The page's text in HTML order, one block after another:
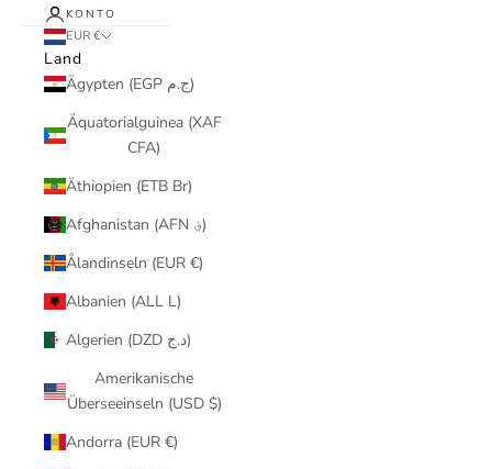
KONTO
EUR €
Land
Ägypten (EGP ج.م)
Äquatorialguinea (XAF
CFA)
Äthiopien (ETB Br)
Afghanistan (AFN ؋)
Ålandinseln (EUR €)
Albanien (ALL L)
Algerien (DZD د.ج)
Amerikanische
Überseeinseln (USD $)
Andorra (EUR €)